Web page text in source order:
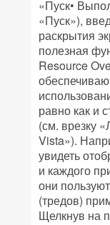
«Пуск•
«Пуск»),
раскрытия
полезная
Resource
равно как и
(см. врезку
Vista»).
увидеть
и каждого
они
(тредов)
Щелкнув на